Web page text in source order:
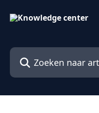
Zoeken naar artikelen ...